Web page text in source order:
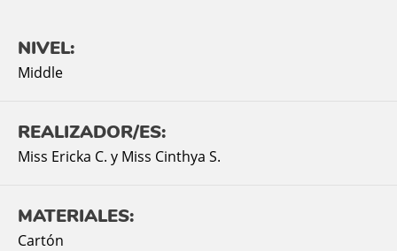
NIVEL:
Middle
REALIZADOR/ES:
Miss Ericka C. y Miss Cinthya S.
MATERIALES:
Cartón